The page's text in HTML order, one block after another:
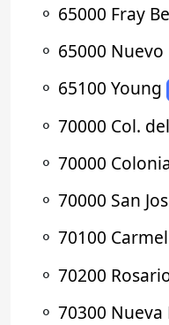
⚬ 65000 Fray
⚬ 65000
⚬ 65100 Young
⚬ 70000 Col.
⚬ 70000
⚬ 70000 San
⚬ 70100
⚬ 70200
⚬ 70300 Nueva